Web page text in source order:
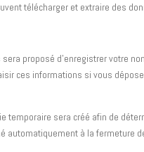
télécharger et extraire des
proposé d’enregistrer votre
ces informations si vous
temporaire sera créé afin de
automatiquement à la fermeture